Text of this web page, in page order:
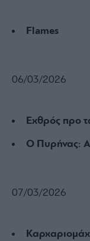
Flames
06/03/2026
Εχθρός προ
Ο Πυρήνας:
07/03/2026